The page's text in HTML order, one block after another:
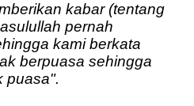
kabar (tentang
pernah
kami berkata
berpuasa sehingga
puasa".